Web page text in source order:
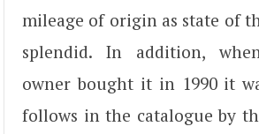
mileage of origin as state of
splendid. In addition,
owner bought it in 1990 it
follows in the catalogue by